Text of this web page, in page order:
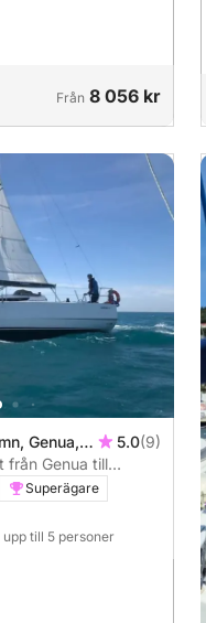
Från 8 056 kr
Genua,
5.0(9)
från Genua till
Superägare
upp till 5 personer